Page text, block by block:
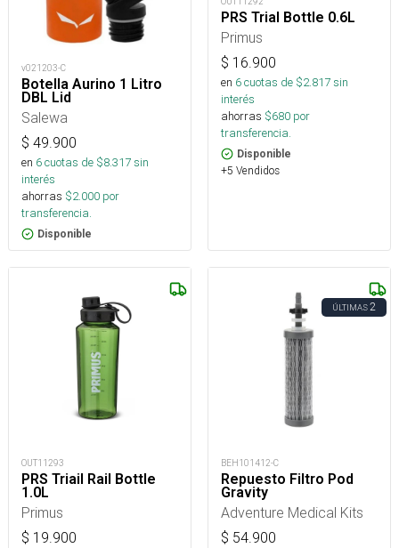
v021203-C
Botella Aurino 1 Litro
DBL Lid
Salewa
$ 49.900
en 6cuotas de $8.317sin
interés
ahorras $2.000 por
transferencia.
Disponible
PRS Trial Bottle 0.6L
Primus
$ 16.900
en 6cuotas de $2.817sin
interés
ahorras $680 por
transferencia.
Disponible
+5 Vendidos
OUT11293
PRS Triail Rail Bottle
1.0L
Primus
$ 19.900
ÚLTIMAS2
BEH101412-C
Repuesto Filtro Pod
Gravity
Adventure Medical Kits
$ 54.900